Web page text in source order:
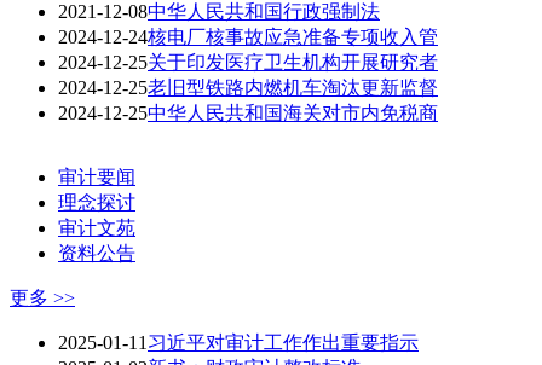
2021-12-08中华人民共和国行政强制法
2024-12-24核电厂核事故应急准备专项收入管
2024-12-25关于印发医疗卫生机构开展研究者
2024-12-25老旧型铁路内燃机车淘汰更新监督
2024-12-25中华人民共和国海关对市内免税商
审计要闻
理念探讨
审计文苑
资料公告
更多 >>
2025-01-11 习近平对审计工作作出重要指示